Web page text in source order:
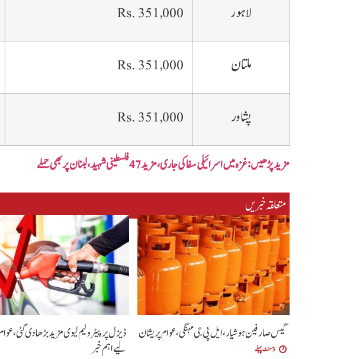
لاہور Rs. 351,000
ملتان Rs. 351,000
پشاور Rs. 351,000
مزید پڑھیں: غزہ میں اسرائیلی سفاکی جاری،مزید 47 فلسطینی شہید،لبنان پر بھی حملے
متعلقہ خبریں
گیس صارفین ہوشیار، ایل پی جی مہنگی، عوام پریشان
3 منٹ پہلے
ڈیزل پر پیٹرولیم لیوی مزید بڑھا دی
لیے اہم خبر